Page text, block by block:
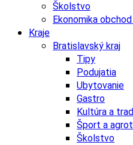
Školstvo
Ekonomika
Kraje
Bratislavský kraj
Tipy
Podujatia
Ubytovanie
Gastro
Kultúra a
Šport a
Školstvo